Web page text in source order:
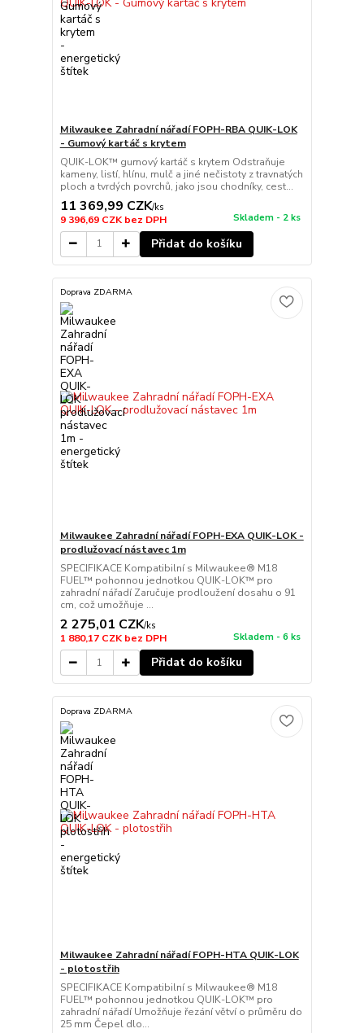
Milwaukee Zahradní nářadí FOPH-RBA QUIK-LOK
- Gumový kartáč s krytem
QUIK-LOK™ gumový kartáč s krytem Odstraňuje
kameny, listí, hlínu, mulč a jiné nečistoty z travnatých
ploch a tvrdých povrchů, jako jsou chodníky, cest...
11 369,99 CZK/ks
9 396,69 CZKbez DPH Skladem - 2 ks
Přidat do košíku
Doprava ZDARMA
Milwaukee Zahradní nářadí FOPH-EXA QUIK-LOK -
prodlužovací nástavec 1m
SPECIFIKACE Kompatibilní s Milwaukee® M18
FUEL™ pohonnou jednotkou QUIK-LOK™ pro
zahradní nářadí Zaručuje prodloužení dosahu o 91
cm, což umožňuje ...
2 275,01 CZK/ks
1 880,17 CZKbez DPH Skladem - 6 ks
Přidat do košíku
Doprava ZDARMA
Milwaukee Zahradní nářadí FOPH-HTA QUIK-LOK
- plotostřih
SPECIFIKACE Kompatibilní s Milwaukee® M18
FUEL™ pohonnou jednotkou QUIK-LOK™ pro
zahradní nářadí Umožňuje řezání větví o průměru do
25 mm Čepel dlo...